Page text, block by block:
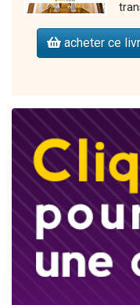
acheter ce